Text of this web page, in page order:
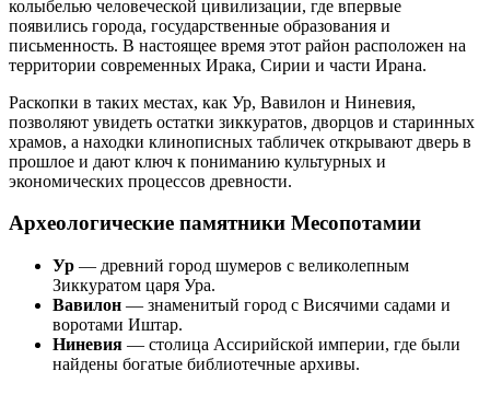
колыбелью человеческой цивилизации, где впервые
появились города, государственные образования и
письменность. В настоящее время этот район расположен на
территории современных Ирака, Сирии и части Ирана.
Раскопки в таких местах, как Ур, Вавилон и Ниневия,
позволяют увидеть остатки зиккуратов, дворцов и старинных
храмов, а находки клинописных табличек открывают дверь в
прошлое и дают ключ к пониманию культурных и
экономических процессов древности.
Археологические памятники Месопотамии
Ур — древний город шумеров с великолепным
Зиккуратом царя Ура.
Вавилон — знаменитый город с Висячими садами и
воротами Иштар.
Ниневия — столица Ассирийской империи, где были
найдены богатые библиотечные архивы.